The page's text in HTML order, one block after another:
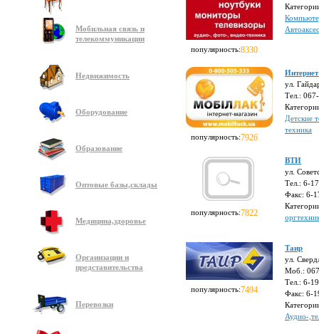
Мобильная связь и
телекоммуникации
Недвижимость
Оборудование
Образование
Оптовые базы,склады
Медицина,здоровье
Организации и
представительства
Перевозки
популярность:8330
популярность:7926
ул.
Тел.:
Детские
техника
популярность:7822
ВТИ
ул.
Тел.: 6-
Факс: 6-
популярность:7494
Таир
ул.
Моб.:
Тел.: 6-
Факс: 6-
Аудио-